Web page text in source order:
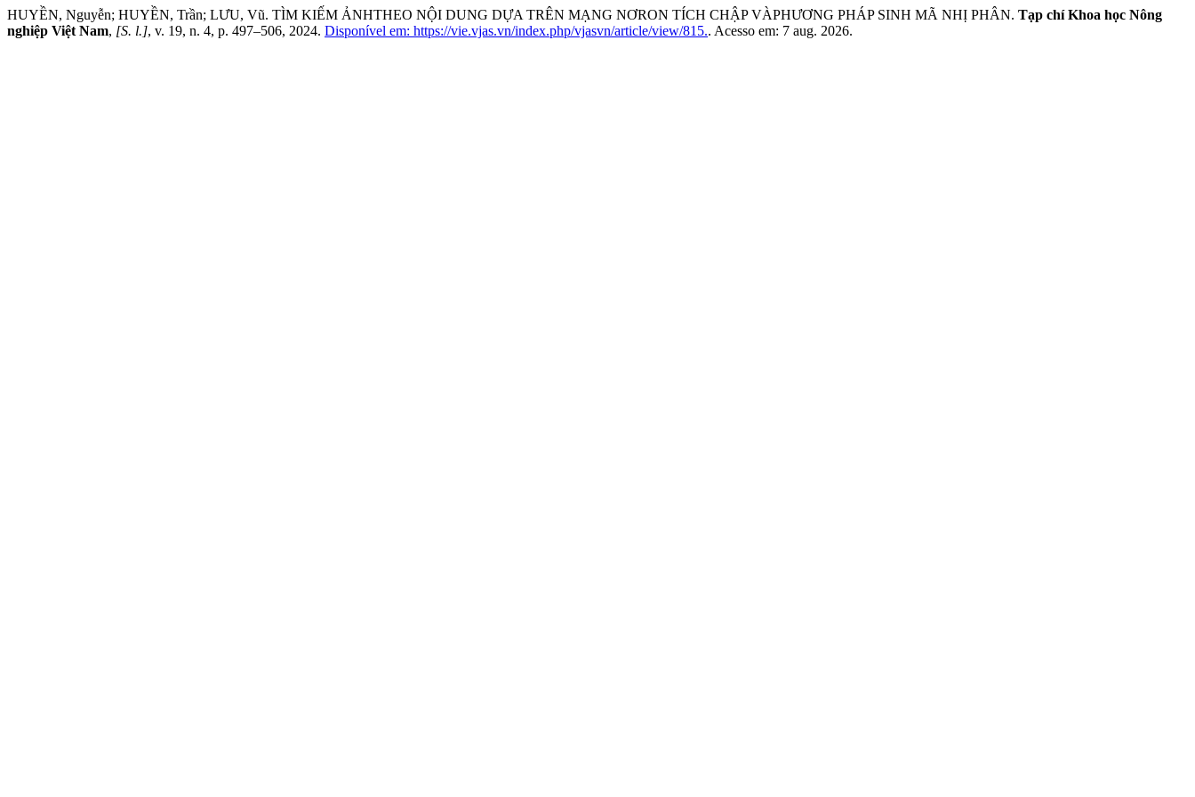
HUYỀN, Nguyễn; HUYỀN, Trần; LƯU, Vũ. TÌM KIẾM ẢNHTHEO NỘI DUNG DỰA TRÊN MẠNG NƠRON TÍCH CHẬP VÀPHƯƠNG PHÁP SINH MÃ NHỊ PHÂN. Tạp chí Khoa học Nông
nghiệp Việt Nam, [S. l.], v. 19, n. 4, p. 497–506, 2024. Disponível em: https://vie.vjas.vn/index.php/vjasvn/article/view/815.. Acesso em: 7 aug. 2026.